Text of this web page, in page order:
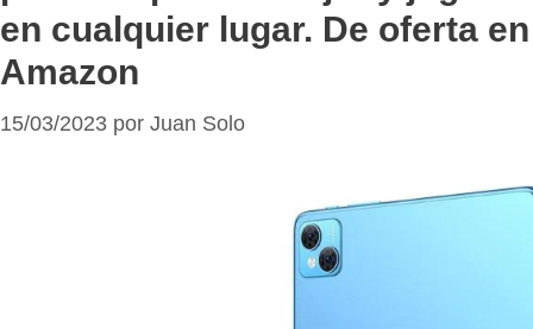
en cualquier lugar. De oferta en
Amazon
15/03/2023 por Juan Solo